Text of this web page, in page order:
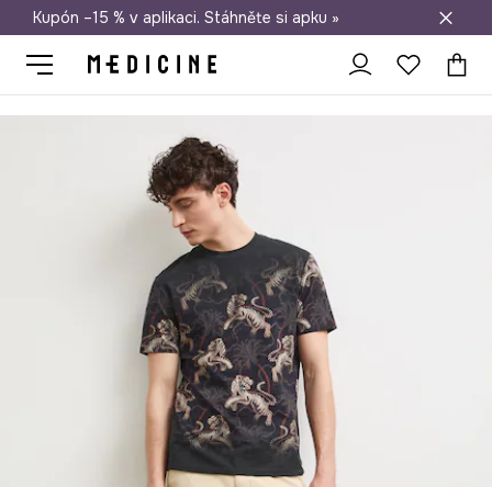
Doprava zdarma při nákupu nad 1 200 Kč
Kupón –15 % v aplikaci. Stáhněte si apku »